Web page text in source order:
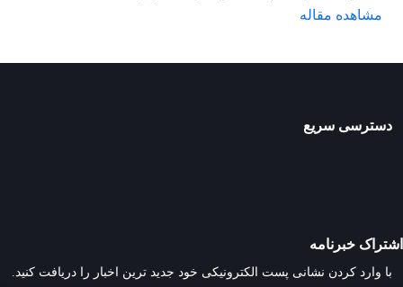
مشاهده مقاله
دسترسی سریع
اشتراک خبرنامه
با وارد کردن نشانی پست الکترونیکی خود جدید ترین اخبار را دریافت کنید.